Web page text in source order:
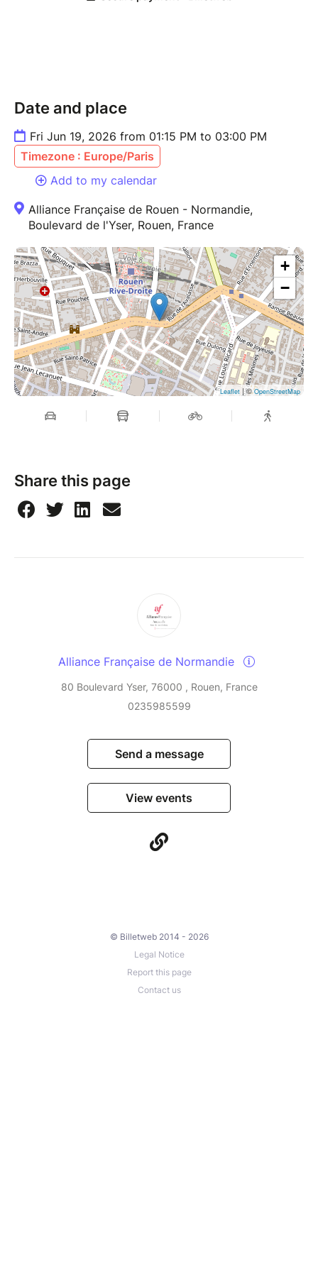
Date and place
Fri Jun 19, 2026 from 01:15 PM to 03:00 PM
Timezone : Europe/Paris
Add to my calendar
Alliance Française de Rouen - Normandie,
Boulevard de l'Yser, Rouen, France
+
−
Leaflet | ©OpenStreetMap
Share this page
Alliance Française de Normandie
80 Boulevard Yser, 76000 , Rouen, France
0235985599
Send a message
View events
© Billetweb 2014 - 2026
Legal Notice
Report this page
Contact us